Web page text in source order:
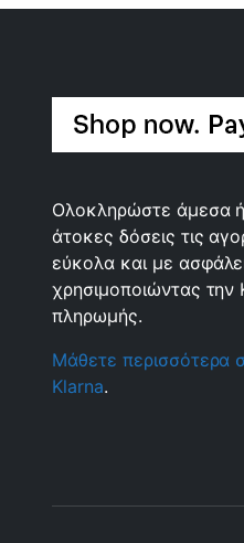
Ολοκληρώστε άμεσα
άτοκες δόσεις τις
εύκολα και με
χρησιμοποιώντας
πληρωμής.
Μάθετε περισσότερα
Klarna.